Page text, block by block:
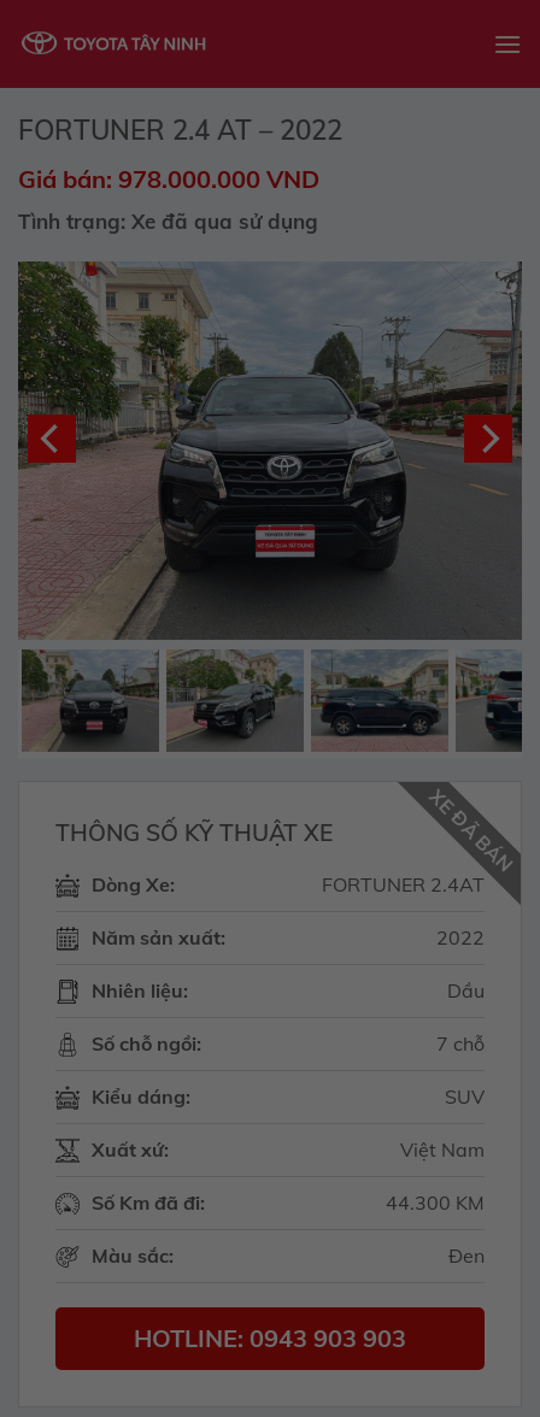
FORTUNER 2.4 AT – 2022
Giá bán: 978.000.000 VND
Tình trạng: Xe đã qua sử dụng
THÔNG SỐ KỸ THUẬT XE
Dòng Xe: FORTUNER 2.4AT
Năm sản xuất: 2022
Nhiên liệu: Dầu
Số chỗ ngồi: 7 chỗ
Kiểu dáng: SUV
Xuất xứ: Việt Nam
Số Km đã đi: 44.300 KM
Màu sắc: Đen
HOTLINE: 0943 903 903
XE ĐÃ BÁN